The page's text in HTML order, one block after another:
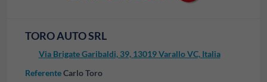
TORO AUTO SRL
Via Brigate Garibaldi, 39, 13019 Varallo VC, Italia
ReferenteCarlo Toro